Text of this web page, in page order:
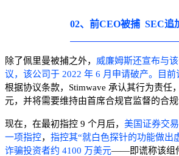
02、前CEO被捕 SEC追
除了佩里曼被捕之外， 威廉姆斯还宣布与
议，该公司于 2022 年 6 月申请破产。目前
根据协议条款，Stimwave 承认其行为责任
元，并将需要维持由首席合规官监督的合规
现在，在最初指控 9 个月后， 美国证券交
一项指控， 指控其“就白色探针的功能做出
诈骗投资者约 4100 万美元——即谎称该组